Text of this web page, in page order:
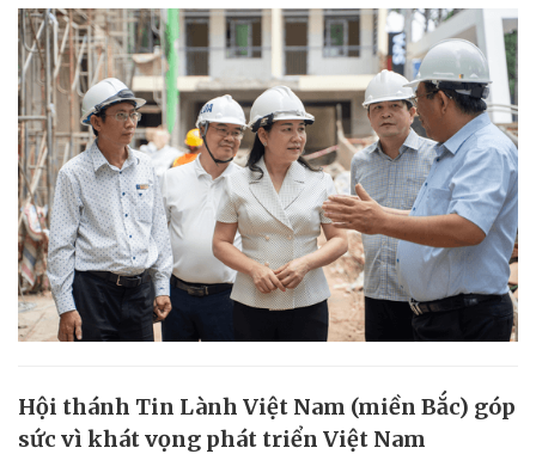
Hội thánh Tin Lành Việt Nam (miền Bắc) góp
sức vì khát vọng phát triển Việt Nam